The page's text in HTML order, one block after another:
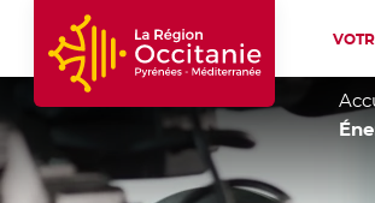
Accueil Région